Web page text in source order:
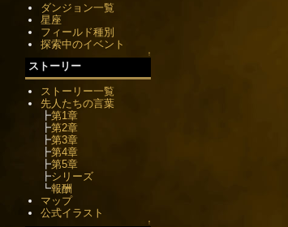
ダンジョン一覧
星座
フィールド種別
探索中のイベント
↑
ストーリー
ストーリー一覧
先人たちの言葉
┣第1章
┣第2章
┣第3章
┣第4章
┣第5章
┣シリーズ
┗報酬
マップ
公式イラスト
↑